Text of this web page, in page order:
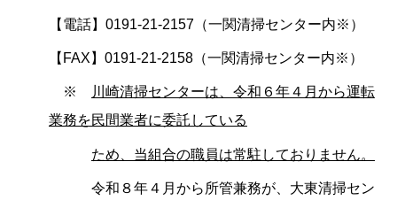
【電話】0191-21-2157（一関清掃センター内※）
【FAX】0191-21-2158（一関清掃センター内※）
※
川崎清掃センターは、令和６年４月から運転
業務を民間業者に委託している
ため、当組合の職員は常駐しておりません。
令和８年４月から所管兼務が、大東清掃セン